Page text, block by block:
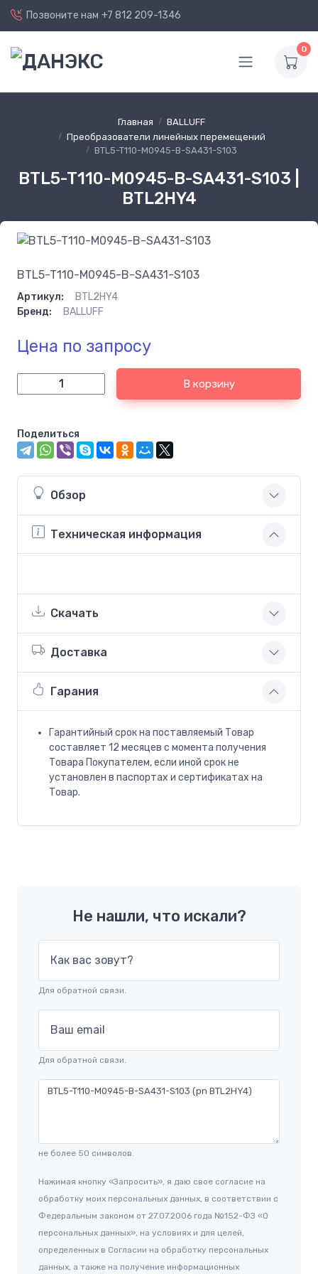
Позвоните нам +7 812 209-1346
0
Главная
BALLUFF
Преобразователи линейных перемещений
BTL5-T110-M0945-B-SA431-S103
BTL5-T110-M0945-B-SA431-S103 |
BTL2HY4
BTL5-T110-M0945-B-SA431-S103
Артикул:
BTL2HY4
Бренд:
BALLUFF
Цена по запросу
В корзину
Поделиться
Обзор
Техническая информация
Скачать
Доставка
Гарания
Гарантийный срок на поставляемый Товар
составляет 12 месяцев с момента получения
Товара Покупателем, если иной срок не
установлен в паспортах и сертификатах на
Товар.
Не нашли, что искали?
Как вас зовут?
Для обратной связи.
Ваш email
Для обратной связи.
не более 50 символов.
Нажимая кнопку «Запросить», я даю свое согласие на
обработку моих персональных данных, в соответствии с
Федеральным законом от 27.07.2006 года №152-ФЗ «О
персональных данных», на условиях и для целей,
определенных в Согласии на обработку персональных
данных, а также на получение информационных